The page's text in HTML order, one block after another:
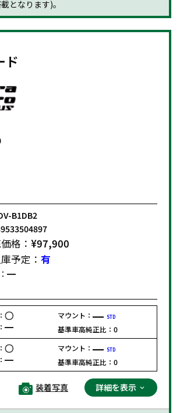
となります)。
ド
B1DB2
格： ¥97,900
予定： 有
マウント： STD
基準車高純正比： 0
マウント： STD
基準車高純正比： 0
装着写真 詳細を表示